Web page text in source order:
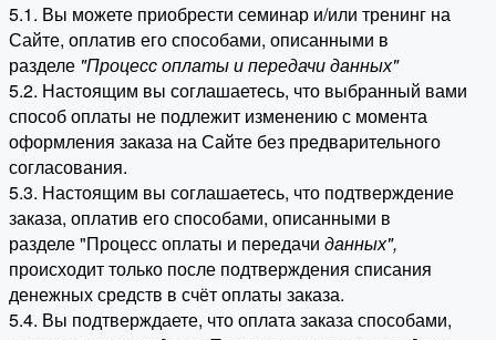
5.1. Вы можете приобрести семинар и/или тренинг на
Сайте, оплатив его способами, описанными в
разделе "Процесс оплаты и передачи данных"
5.2. Настоящим вы соглашаетесь, что выбранный вами
способ оплаты не подлежит изменению с момента
оформления заказа на Сайте без предварительного
согласования.
5.3. Настоящим вы соглашаетесь, что подтверждение
заказа, оплатив его способами, описанными в
разделе "Процесс оплаты и передачи данных",
происходит только после подтверждения списания
денежных средств в счёт оплаты заказа.
5.4. Вы подтверждаете, что оплата заказа способами,